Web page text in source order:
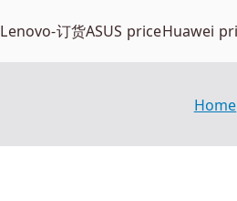
Lenovo-订货ASUS priceHuawei
Home